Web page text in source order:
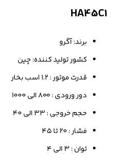
HA45C1
برند: آگرو
کشور تولید کننده: چین
قدرت موتور : ۱.۲ اسب بخار
دور ورودی : ۸۰۰ الی ۱۰۰۰
حجم خروجی : ۳۳ الی ۴۰
فشار : ۲۰ تا ۴۵
توان : ۳ الی ۴